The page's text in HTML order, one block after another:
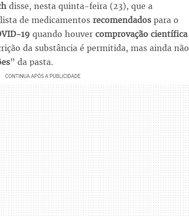
disse, nesta quinta-feira (23), que a
de medicamentos recomendados para o
19 quando houver comprovação científica
da substância é permitida, mas ainda não
” da pasta.